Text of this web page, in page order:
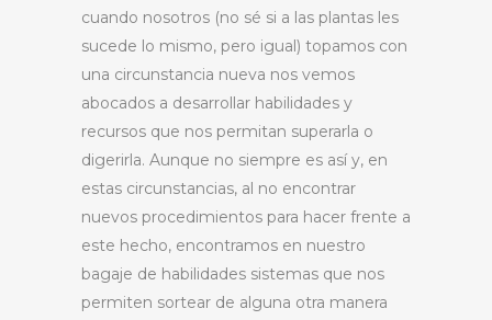
cuando nosotros (no sé si a las plantas les
sucede lo mismo, pero igual) topamos con
una circunstancia nueva nos vemos
abocados a desarrollar habilidades y
recursos que nos permitan superarla o
digerirla. Aunque no siempre es así y, en
estas circunstancias, al no encontrar
nuevos procedimientos para hacer frente a
este hecho, encontramos en nuestro
bagaje de habilidades sistemas que nos
permiten sortear de alguna otra manera